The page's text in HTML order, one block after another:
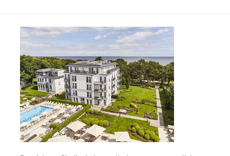
MALLORCA GOLFWOCHE
GOLF NEWS